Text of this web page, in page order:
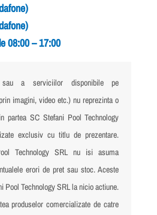
08:00 – 17:00
sau a serviciilor disponibile pe
imagini, video etc.) nu reprezinta o
partea SC Stefani Pool Technology
exclusiv cu titlu de prezentare.
Technology SRL nu isi asuma
erori de pret sau stoc. Aceste
Pool Technology SRL la nicio actiune.
produselor comercializate de catre